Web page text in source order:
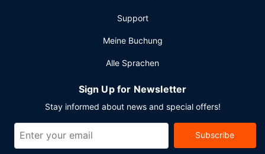
Support
Meine Buchung
Alle Sprachen
Sign Up for Newsletter
Stay informed about news and special offers!
Subscribe